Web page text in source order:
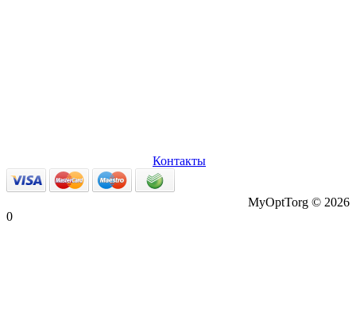
Контакты
MyOptTorg © 2026
0